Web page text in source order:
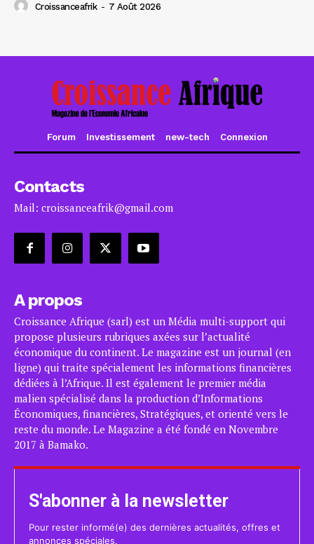
Croissanceafrik - 7 Août 2026
Forum Investissement new-tech Connexion
Contacts
Mail: croissanceafrik@gmail.com
A propos
Croissance Afrique (sarl) est un Média multi-support qui
propose plusieurs rubriques axées sur l’actualité
économique du continent. Le magazine est un journal (en
ligne) qui traite spécialement les informations financières
dédiées à l’Afrique. Il est également le premier média
malien spécialisé dans la production d’Informations
Économiques, financières, Stratégiques, et orienté vers le
reste du monde. Le Magazine a été fondé en Novembre
2017 à Bamako.
S'abonner à la newsletter
Pour rester informé(e) des dernières actualités, offres et
annonces spéciales.